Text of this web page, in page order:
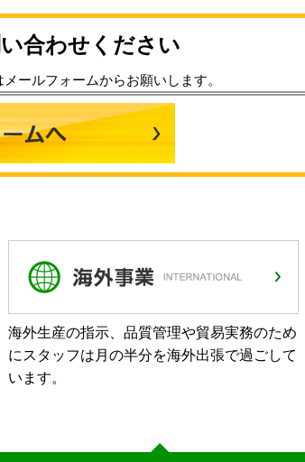
合わせください
ールフォームからお願いします。
海外生産の指示、品質管理や貿易実務のため
にスタッフは月の半分を海外出張で過ごして
います。